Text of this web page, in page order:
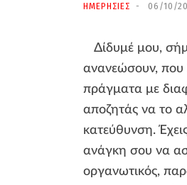
ΗΜΕΡΗΣΙΕΣ 06/10/
Δίδυμέ μου,
ανανεώσουν, που
πράγματα με
αποζητάς να το
κατεύθυνση.
ανάγκη σου να
οργανωτικός,